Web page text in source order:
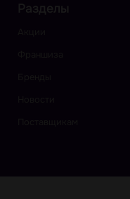
Разделы